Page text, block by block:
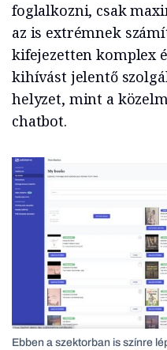
foglalkozni, csak
az is extrémnek
kifejezetten komplex
kihívást jelentő
helyzet, mint a
chatbot.
Ebben a szektorban is színre